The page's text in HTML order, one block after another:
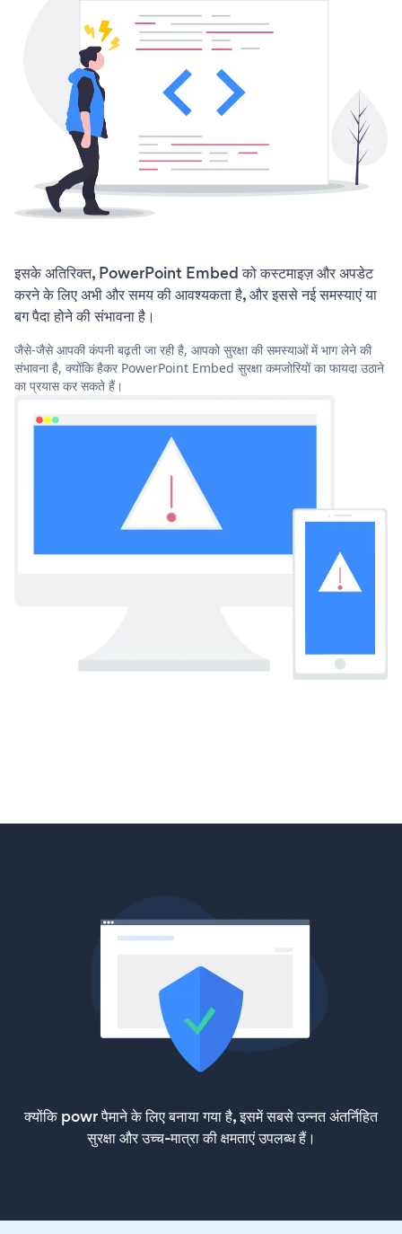
इसके अतिरिक्त, PowerPoint Embed को कस्टमाइज़ और अपडेट
करने के लिए अभी और समय की आवश्यकता है, और इससे नई समस्याएं या
बग पैदा होने की संभावना है।
जैसे-जैसे आपकी कंपनी बढ़ती जा रही है, आपको सुरक्षा की समस्याओं में भाग लेने की
संभावना है, क्योंकि हैकर PowerPoint Embed सुरक्षा कमजोरियों का फायदा उठाने
का प्रयास कर सकते हैं।
क्योंकि powr पैमाने के लिए बनाया गया है, इसमें सबसे उन्नत अंतर्निहित
सुरक्षा और उच्च-मात्रा की क्षमताएं उपलब्ध हैं।